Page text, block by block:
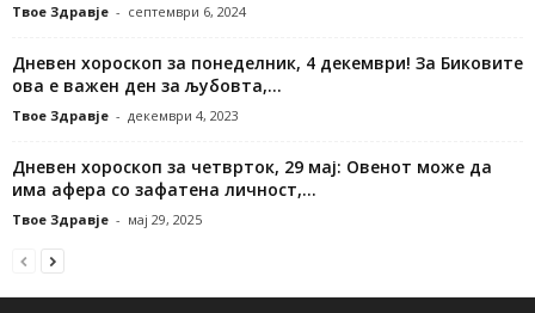
Твое Здравје - септември 6, 2024
Дневен хороскоп за понеделник, 4 декември! За Биковите
ова е важен ден за љубовта,...
Твое Здравје - декември 4, 2023
Дневен хороскоп за четврток, 29 мај: Овенот може да
има афера со зафатена личност,...
Твое Здравје - мај 29, 2025